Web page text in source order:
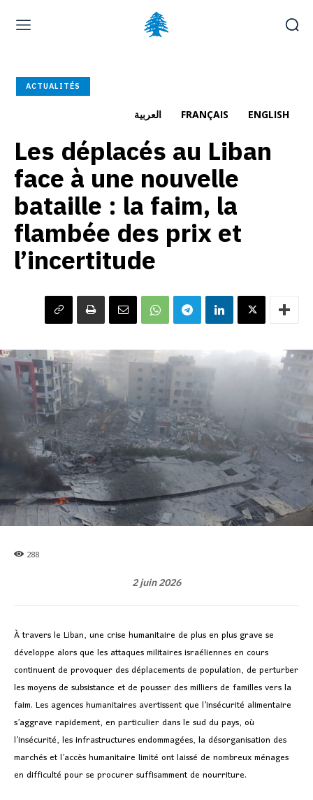
Page d’accueil
jeudi, août 6, 2026
العربية(Arabe) English(Anglais)
ACTUALITÉS
العربية FRANÇAIS ENGLISH
Les déplacés au Liban
face à une nouvelle
bataille : la faim, la
flambée des prix et
l’incertitude
288
2 juin 2026
À travers le Liban, une crise humanitaire de plus en plus grave se
développe alors que les attaques militaires israéliennes en cours
continuent de provoquer des déplacements de population, de perturber
les moyens de subsistance et de pousser des milliers de familles vers la
faim. Les agences humanitaires avertissent que l’insécurité alimentaire
s’aggrave rapidement, en particulier dans le sud du pays, où
l’insécurité, les infrastructures endommagées, la désorganisation des
marchés et l’accès humanitaire limité ont laissé de nombreux ménages
en difficulté pour se procurer suffisamment de nourriture.